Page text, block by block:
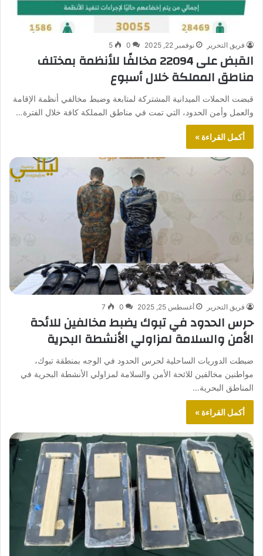
فريق التحرير نوفمبر 22, 2025 0
5
القبض على 22094 مخالفًا للأنظمة بمختلف
مناطق المملكة خلال أسبوع
قبضت الحملات الميدانية المشتركة لمتابعة وضبط مخالفي أنظمة الإقامة
والعمل وأمن الحدود، التي تمت في مناطق المملكة كافة خلال الفترة…
أكمل القراءة »
فريق التحرير أغسطس 25, 2025 0
7
حرس الحدود في تبوك يضبط مخالفين للائحة
الأمن والسلامة لمزاولي الأنشطة البحرية
ضبطت الدوريات الساحلية لحرس الحدود في الوجه بمنطقة تبوك،
مواطنين مخالفين للائحة الأمن والسلامة لمزاولي الأنشطة البحرية في
المناطق البحرية…
أكمل القراءة »